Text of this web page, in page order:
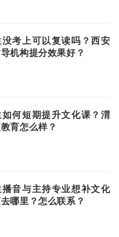
考上可以复读吗？西安
机构提分效果好？
何短期提升文化课？渭
育怎么样？
音与主持专业想补文化
哪里？怎么联系？